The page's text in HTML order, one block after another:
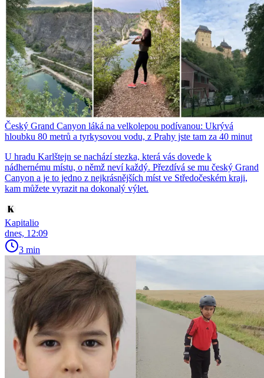
Český Grand Canyon láká na velkolepou podívanou: Ukrývá
hloubku 80 metrů a tyrkysovou vodu, z Prahy jste tam za 40 minut
U hradu Karlštejn se nachází stezka, která vás dovede k
nádhernému místu, o němž neví každý. Přezdívá se mu český Grand
Canyon a je to jedno z nejkrásnějších míst ve Středočeském kraji,
kam můžete vyrazit na dokonalý výlet.
Kapitalio
dnes, 12:09
3 min